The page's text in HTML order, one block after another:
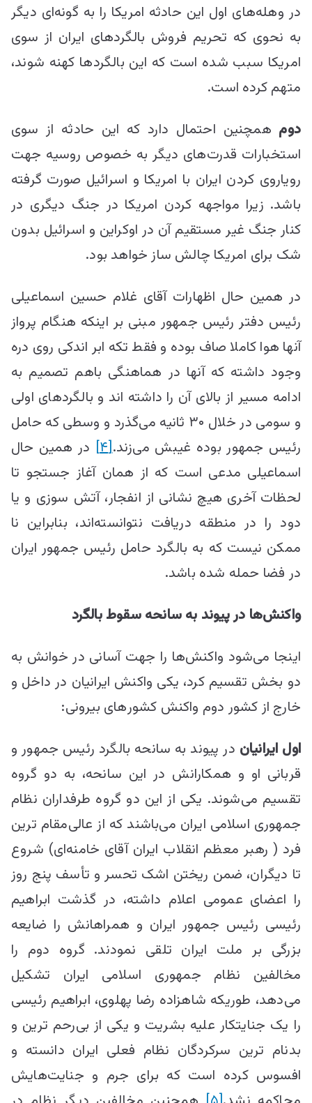
در وهله‌های اول این حادثه امریکا را به گونه‌ای دیگر
به نحوی که تحریم فروش بالگرد‌های ایران از سوی
امریکا سبب شده است که این بالگرد‌ها کهنه شوند،
متهم کرده است.
دوم همچنین احتمال دارد که این حادثه از سوی
استخبارات قدرت‌های دیگر به خصوص روسیه جهت
رویاروی کردن ایران با امریکا و اسرائیل صورت گرفته
باشد. زیرا مواجهه کردن امریکا در جنگ دیگری در
کنار جنگ غیر مستقیم آن در اوکراین و اسرائیل بدون
شک برای امریکا چالش ساز خواهد بود.
در همین حال اظهارات آقای غلام حسین اسماعیلی
رئیس دفتر رئیس جمهور مبنی بر اینکه هنگام پرواز
آنها هوا کاملا صاف بوده و فقط تکه ابر اندکی روی دره
وجود داشته که آنها در هماهنگی باهم تصمیم به
ادامه مسیر از بالای آن را داشته اند و بالگرد‌های اولی
و سومی در خلال ۳۰ ثانیه می‌گذرد و وسطی که حامل
رئیس جمهور بوده غیبش می‌زند.[۴]
در همین حال
اسماعیلی مدعی است که از همان آغاز جستجو تا
لحظات آخری هیچ نشانی از انفجار، آتش سوزی و یا
دود را در منطقه دریافت نتوانسته‌اند، بنابراین نا
ممکن نیست که به بالگرد حامل رئیس جمهور ایران
در فضا حمله شده باشد.
واکنش‌ها در پیوند به سانحه سقوط بالگرد
اینجا می‌شود واکنش‌ها را جهت آسانی در خوانش به
دو بخش تقسیم کرد، یکی واکنش ایرانیان در داخل و
خارج از کشور دوم واکنش کشور‌های بیرونی:
اول ایرانیان در پیوند به سانحه بالگرد رئیس جمهور و
قربانی او و همکارانش در این سانحه، به دو گروه
تقسیم می‌شوند. یکی از این دو گروه طرفداران نظام
جمهوری اسلامی ایران می‌باشند که از عالی‌مقام ترین
فرد ( رهبر معظم انقلاب ایران آقای خامنه‌ای) شروع
تا دیگران، ضمن ریختن اشک تحسر و تأسف پنج روز‌
را اعضای عمومی اعلام داشته، در گذشت ابراهیم
رئیسی رئیس جمهور ایران و همراهانش را ضایعه
بزرگی بر ملت ایران تلقی نمودند. گروه دوم را
مخالفین نظام جمهوری اسلامی ایران تشکیل
می‌دهد، طوریکه شاهزاده رضا پهلوی، ابراهیم رئیسی
را یک جنایتکار علیه بشریت و یکی از بی‌رحم ترین و
بدنام ترین سرکردگان نظام فعلی ایران دانسته و
افسوس کرده است که برای جرم و جنایت‌هایش